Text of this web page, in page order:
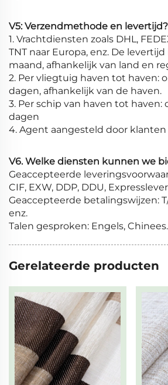
V5: Verzendmethode en levertijd?
1. Vrachtdiensten zoals DHL,
TNT naar Europa, enz. De
maand, afhankelijk van land en
2. Per vliegtuig haven tot haven:
dagen, afhankelijk van de haven.
3. Per schip van haven tot haven:
dagen
4. Agent aangesteld door klanten
V6. Welke diensten kunnen we
Geaccepteerde
CIF, EXW, DDP, DDU,
Geaccepteerde betalingswijzen: T/
enz.
Talen gesproken: Engels, Chinees.
Gerelateerde producten